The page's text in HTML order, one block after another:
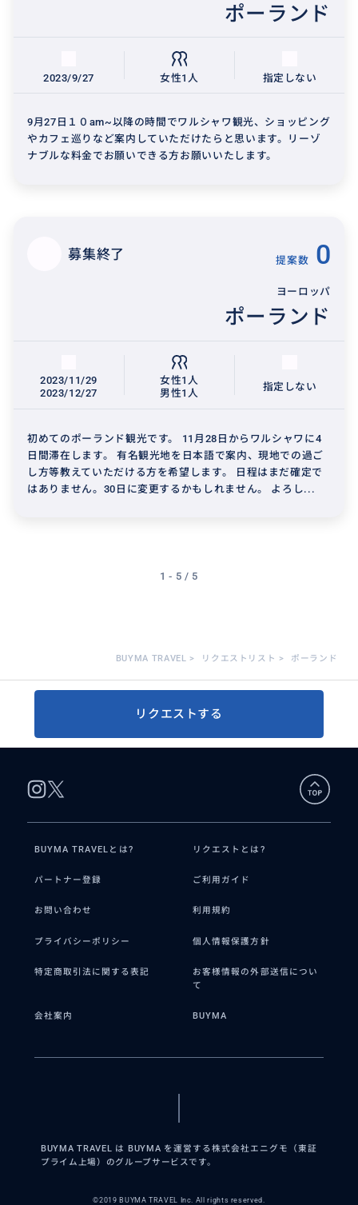
ポーランド
2023/9/27 女性1人 指定しない
9月27日１０am~以降の時間でワルシャワ観光、ショッピング
やカフェ巡りなど案内していただけたらと思います。リーゾ
ナブルな料金でお願いできる方お願いいたします。
募集終了 提案数 0
ヨーロッパ
ポーランド
2023/11/29
2023/12/27
女性1人
男性1人
指定しない
初めてのポーランド観光です。 11月28日からワルシャワに4
日間滞在します。 有名観光地を日本語で案内、現地での過ご
し方等教えていただける方を希望します。 日程はまだ確定で
はありません。30日に変更するかもしれません。 よろし...
1 - 5 / 5
BUYMA TRAVEL > リクエストリスト > ポーランド
リクエストする
BUYMA TRAVELとは? リクエストとは?
パートナー登録 ご利用ガイド
お問い合わせ 利用規約
プライバシーポリシー 個人情報保護方針
特定商取引法に関する表記
お客様情報の外部送信につい
て
会社案内 BUYMA
BUYMA TRAVEL は BUYMA を運営する株式会社エニグモ（東証
プライム上場）のグループサービスです。
©2019 BUYMA TRAVEL Inc. All rights reserved.